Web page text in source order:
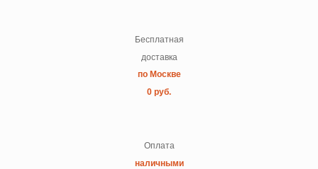
Бесплатная
доставка
по Москве
0 руб.
Оплата
наличными